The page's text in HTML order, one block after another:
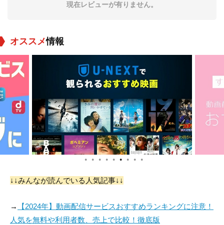
役：
加藤治子
役：
岸部一徳
役：
役： 役：
現在レビューが有りません。
オススメ情報
● ● ● ● ● ● ● ● ●
↓↓みんなが読んでいる人気記事↓↓
→
【2024年】動画配信サービスおすすめランキングに注意！
人気を無料や利用者数、売上で比較！徹底版